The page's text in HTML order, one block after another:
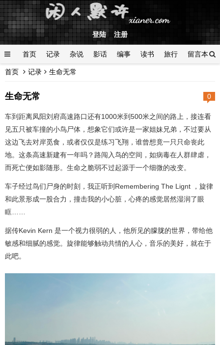
登陆 注册
首页 记录 杂说 影话 编事 读书 旅行 留言本
登陆
首页 记录 生命无常
0
生命无常
车到距离凤阳刘府高速路口还有1000米到500米之间的路上，接连看
见五只被车撞的小鸟尸体，想象它们或许是一家姐妹兄弟，不过要从
这边飞去对岸觅食，或者仅仅是练习飞翔，谁曾想竟一只只命丧此
地。这条高速新建有一年吗？路闯入鸟的空间，如病毒在人群肆虐，
而死亡便如影随形。生命之脆弱不过起源于一个细微的改变。
车子经过鸟们尸身的时刻，我正听到Remembering The Lignt ，旋律
和此景形成一股合力，撞击我的小心脏，心疼的感觉居然湿润了眼
眶……
据传Kevin Kern 是一个视力很弱的人，他所见的朦胧的世界，带给他
敏感和细腻的感觉。旋律能够触动共情的人心，音乐的美好，就在于
此吧。